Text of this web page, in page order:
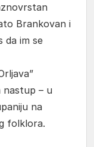
Brankovan i
da im se
nastup – u
na
folklora.